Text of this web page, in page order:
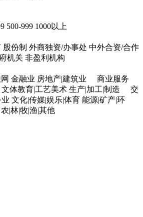
500-999 1000以上
股份制 外商独资/办事处 中外合资/合作
机关 非盈利机构
金融业 房地产|建筑业
商业服务
文体教育|工艺美术 生产|加工|制造
交
业 文化|传媒|娱乐|体育 能源|矿产|环
农|林|牧|渔|其他